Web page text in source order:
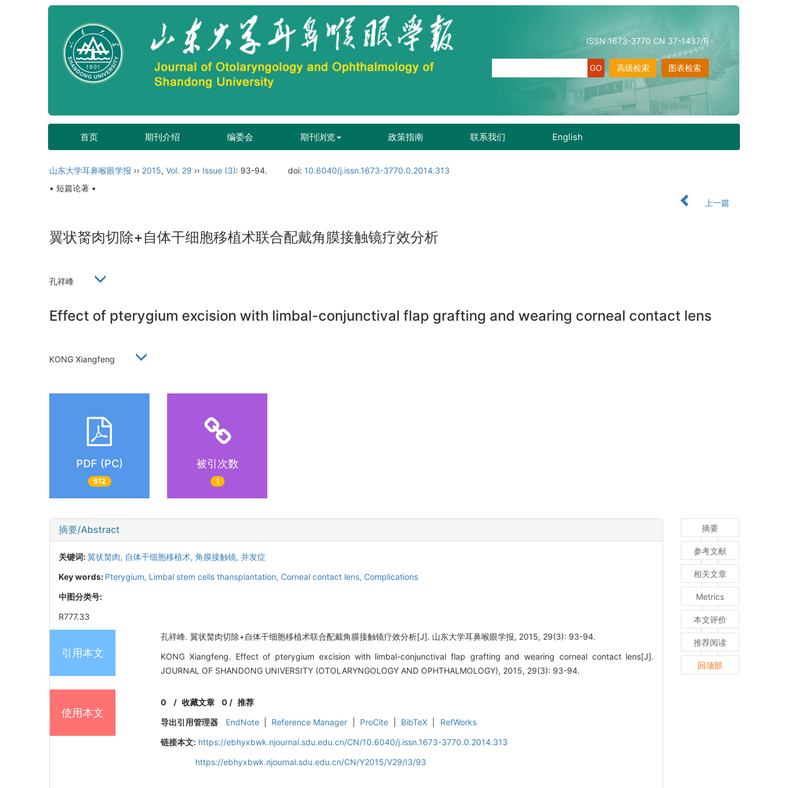
ISSN 1673-3770 CN 37-1437/R
图表检索
高级检索
首页 期刊介绍 编委会 期刊浏览 政策指南 联系我们 English
山东大学耳鼻喉眼学报 ›› 2015, Vol. 29 ›› Issue (3): 93-94. doi: 10.6040/j.issn.1673-3770.0.2014.313
• 短篇论著 •
上一篇
翼状胬肉切除+自体干细胞移植术联合配戴角膜接触镜疗效分析
孔祥峰
Effect of pterygium excision with limbal-conjunctival flap grafting and wearing corneal contact lens
KONG Xiangfeng
PDF (PC)
512
被引次数
1
摘要/Abstract
关键词: 翼状胬肉, 自体干细胞移植术, 角膜接触镜, 并发症
Key words: Pterygium, Limbal stem cells thansplantation, Corneal contact lens, Complications
中图分类号:
R777.33
引用本文
孔祥峰. 翼状胬肉切除+自体干细胞移植术联合配戴角膜接触镜疗效分析[J]. 山东大学耳鼻喉眼学报, 2015, 29(3): 93-94.
KONG Xiangfeng. Effect of pterygium excision with limbal-conjunctival flap grafting and wearing corneal contact lens[J].
JOURNAL OF SHANDONG UNIVERSITY (OTOLARYNGOLOGY AND OPHTHALMOLOGY), 2015, 29(3): 93-94.
使用本文
0 /收藏文章 0 / 推荐
导出引用管理器
EndNote Reference Manager ProCite BibTeX
RefWorks
链接本文: https://ebhyxbwk.njournal.sdu.edu.cn/CN/10.6040/j.issn.1673-3770.0.2014.313
https://ebhyxbwk.njournal.sdu.edu.cn/CN/Y2015/V29/I3/93
摘要
参考文献
相关文章
Metrics
本文评价
推荐阅读
回顶部